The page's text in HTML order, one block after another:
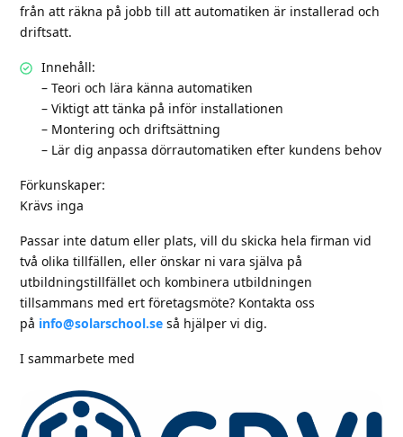
från att räkna på jobb till att automatiken är installerad och
driftsatt.
Innehåll:
– Teori och lära känna automatiken
– Viktigt att tänka på inför installationen
– Montering och driftsättning
– Lär dig anpassa dörrautomatiken efter kundens behov
Förkunskaper:
Krävs inga
Passar inte datum eller plats, vill du skicka hela firman vid
två olika tillfällen, eller önskar ni vara själva på
utbildningstillfället och kombinera utbildningen
tillsammans med ert företagsmöte? Kontakta oss
på info@solarschool.se så hjälper vi dig.
I sammarbete med